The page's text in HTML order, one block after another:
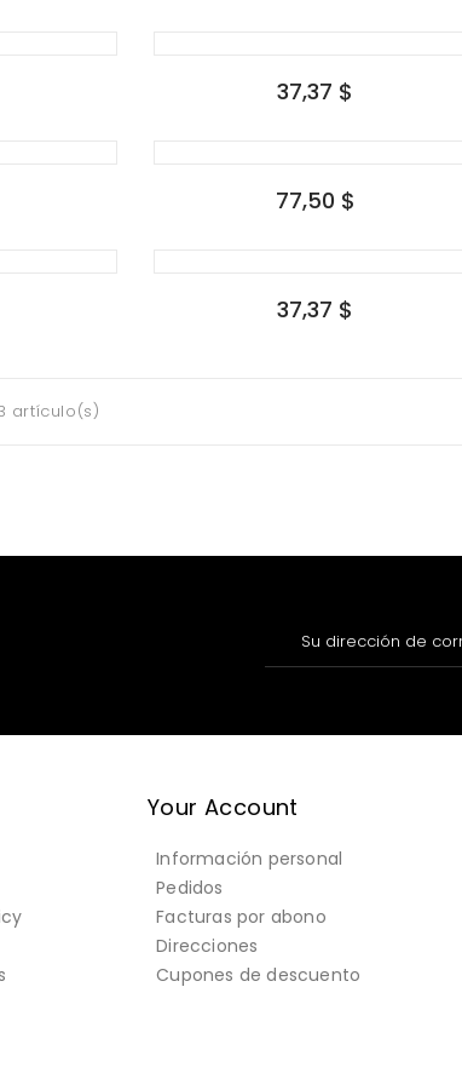
37,37 $
77,50 $
37,37 $
artículo(s)
Your Account
Información personal
Pedidos
Facturas por abono
Direcciones
Cupones de descuento